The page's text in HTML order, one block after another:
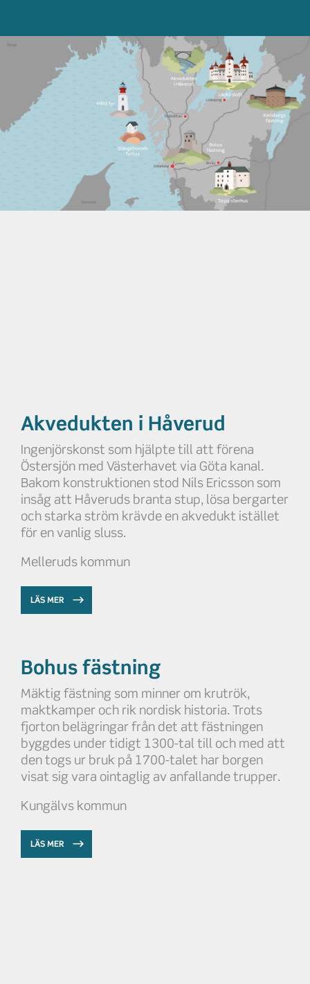
Akvedukten i Håverud
Ingenjörskonst som hjälpte till att förena
Östersjön med Västerhavet via Göta kanal.
Bakom konstruktionen stod Nils Ericsson som
insåg att Håveruds branta stup, lösa bergarter
och starka ström krävde en akvedukt istället
för en vanlig sluss.
Melleruds kommun
LÄS MER
Bohus fästning
Mäktig fästning som minner om krutrök,
maktkamper och rik nordisk historia. Trots
fjorton belägringar från det att fästningen
byggdes under tidigt 1300-tal till och med att
den togs ur bruk på 1700-talet har borgen
visat sig vara ointaglig av anfallande trupper.
Kungälvs kommun
LÄS MER